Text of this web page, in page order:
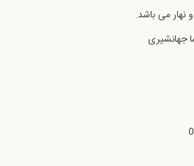
جهانشیری